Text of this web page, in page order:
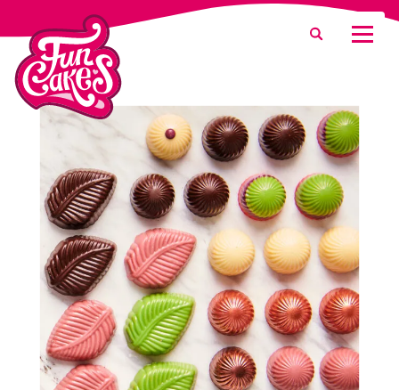
Waar ben je naar op zoek?
Zoeken